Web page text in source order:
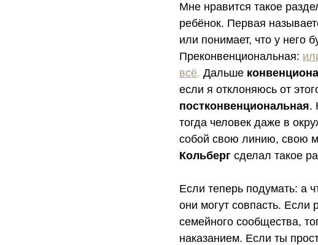
Мне нравится такое
ребёнок. Первая
или понимает, что у него
Преконвенциональная:
всё. Дальше
если я отклоняюсь от
постконвенциональная.
тогда человек даже в
собой свою линию, свою
Кольберг сделал такое
Если теперь подумать: а
они могут совпасть. Если
семейного сообщества,
наказанием. Если ты